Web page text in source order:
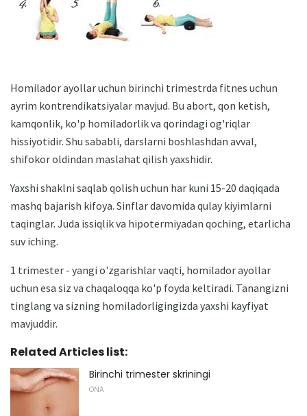
Homilador ayollar uchun birinchi trimestrda fitnes uchun
ayrim kontrendikatsiyalar mavjud. Bu abort, qon ketish,
kamqonlik, ko'p homiladorlik va qorindagi og'riqlar
hissiyotidir. Shu sababli, darslarni boshlashdan avval,
shifokor oldindan maslahat qilish yaxshidir.
Yaxshi shaklni saqlab qolish uchun har kuni 15-20 daqiqada
mashq bajarish kifoya. Sinflar davomida qulay kiyimlarni
taqinglar. Juda issiqlik va hipotermiyadan qoching, etarlicha
suv iching.
1 trimester - yangi o'zgarishlar vaqti, homilador ayollar
uchun esa siz va chaqaloqqa ko'p foyda keltiradi. Tanangizni
tinglang va sizning homiladorligingizda yaxshi kayfiyat
mavjuddir.
Related Articles list:
Birinchi trimester skriningi
ONA